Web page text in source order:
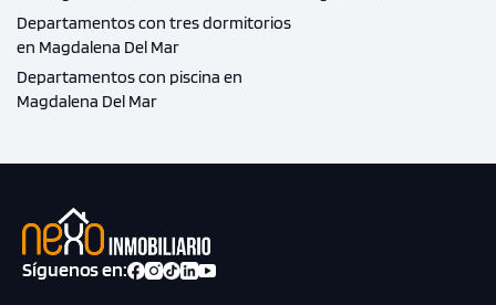
COTIZAR AHORA
Departamentos con tres dormitorios
en Magdalena Del Mar
Departamentos con piscina en
Magdalena Del Mar
Síguenos en: